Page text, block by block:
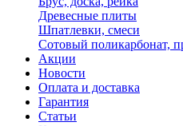
Древесные плиты
Шпатлевки, смеси
Сотовый поликарбонат,
Акции
Новости
Оплата и доставка
Гарантия
Статьи